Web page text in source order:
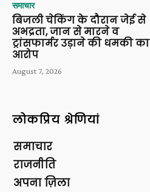
समाचार
बिजली चेकिंग के दौरान जेई से
अभद्रता, जान से मारने व
ट्रांसफार्मर उड़ाने की धमकी का
आरोप
August 7, 2026
लोकप्रिय श्रेणियां
समाचार
राजनीति
अपना ज़िला